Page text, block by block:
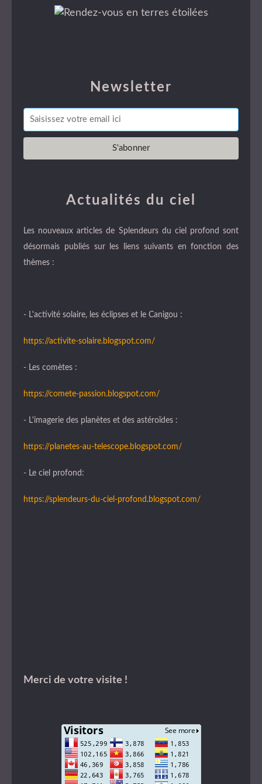
Newsletter
Actualités du ciel
Les nouveaux articles de Splendeurs du ciel profond sont
désormais publiés sur les liens suivants en fonction des
thèmes :
- L'activité solaire, les éclipses et le Canigou :
https://activite-solaire.blogspot.com/
- Les comètes :
https://comete-passion.blogspot.com/
- L'imagerie des planètes et des astéroïdes :
https://planetes-au-telescope.blogspot.com/
- Le ciel profond:
https://splendeurs-du-ciel-profond.blogspot.com/
Merci de votre visite !